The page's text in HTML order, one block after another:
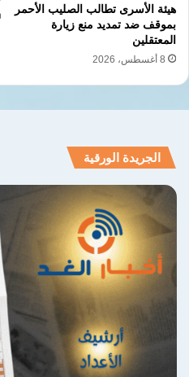
هيئة الأسرى تطالب الصليب الأحمر
بموقف ضد تمديد منع زيارة
المعتقلين
8 أغسطس، 2026
الجريدة الورقية